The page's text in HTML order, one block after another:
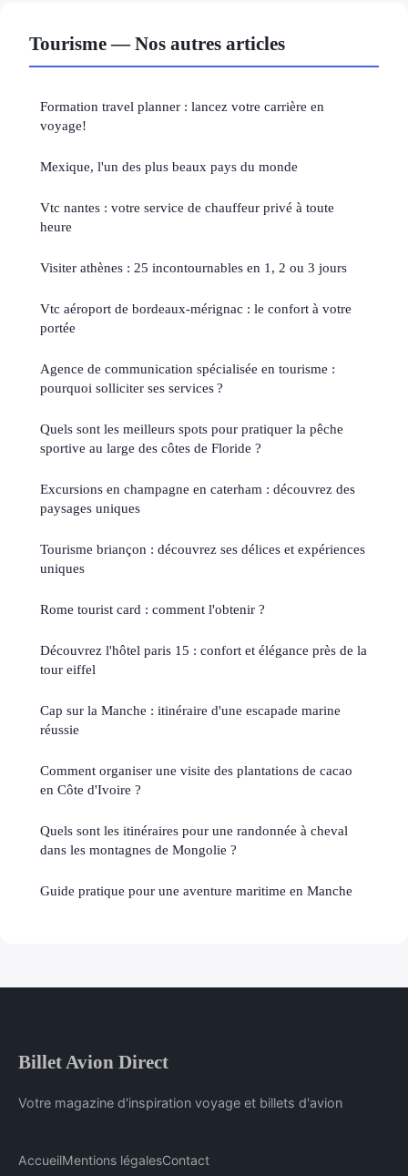
Tourisme — Nos autres articles
Formation travel planner : lancez votre carrière en
voyage!
Mexique, l'un des plus beaux pays du monde
Vtc nantes : votre service de chauffeur privé à toute
heure
Visiter athènes : 25 incontournables en 1, 2 ou 3 jours
Vtc aéroport de bordeaux-mérignac : le confort à votre
portée
Agence de communication spécialisée en tourisme :
pourquoi solliciter ses services ?
Quels sont les meilleurs spots pour pratiquer la pêche
sportive au large des côtes de Floride ?
Excursions en champagne en caterham : découvrez des
paysages uniques
Tourisme briançon : découvrez ses délices et expériences
uniques
Rome tourist card : comment l'obtenir ?
Découvrez l'hôtel paris 15 : confort et élégance près de la
tour eiffel
Cap sur la Manche : itinéraire d'une escapade marine
réussie
Comment organiser une visite des plantations de cacao
en Côte d'Ivoire ?
Quels sont les itinéraires pour une randonnée à cheval
dans les montagnes de Mongolie ?
Guide pratique pour une aventure maritime en Manche
Billet Avion Direct
Votre magazine d'inspiration voyage et billets d'avion
AccueilMentions légalesContact